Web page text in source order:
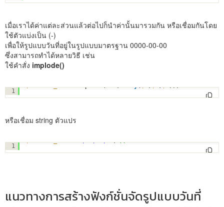
เมื่อเราได้ค่าแต่ละส่วนแล้วต่อไปก็นำค่านั้นมารวมกัน หรือเชื่อมกันโดย
ใช้ตัวแบ่งเป็น (-)
เพื่อให้รูปแบบวันที่อยู่ในรูปแบบมาตรฐาน 0000-00-00
ซึ่งสามารถทำได้หลายวิธี เช่น
ใช้คำสั่ง implode()
1
หรือเชื่อม string ตัวแปร
1
แนวทางการสร้างฟังก์ชั่นจัดรูปแบบวันที่